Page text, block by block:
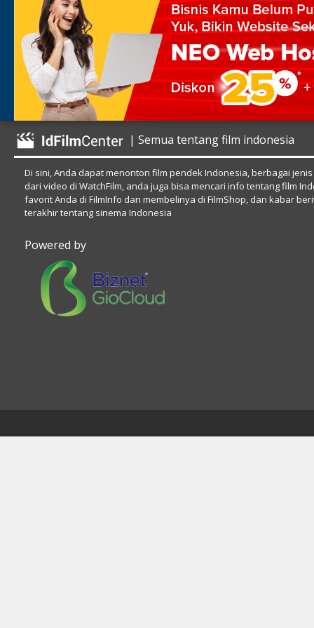
| Semua tentang film indonesia
Di sini, Anda dapat menonton film pendek Indonesia, berbagai
dari video di WatchFilm, anda juga bisa mencari info tentang film
favorit Anda di FilmInfo dan membelinya di FilmShop, dan kabar
terakhir tentang sinema Indonesia
Powered by